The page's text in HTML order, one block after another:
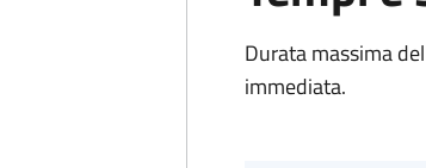
Durata massima
immediata.